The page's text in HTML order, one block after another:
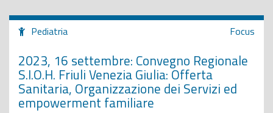
Pediatria Focus
2023, 16 settembre: Convegno Regionale
S.I.O.H. Friuli Venezia Giulia: Offerta
Sanitaria, Organizzazione dei Servizi ed
empowerment familiare